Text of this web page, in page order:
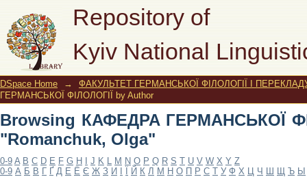
Repository of
Kyiv National
Browsing КАФЕДРА ГЕРМАНСЬКОЇ
DSpace Home →
ФАКУЛЬТЕТ ГЕРМАНСЬКОЇ ФІЛОЛОГІЇ І
ГЕРМАНСЬКОЇ ФІЛОЛОГІЇ by Author
Browsing КАФЕДРА ГЕРМАНСЬКОЇ
"Romanchuk, Olga"
0-9 A B C D E F G H J K L M N O P Q R S T U V W X Y Z
0-9 А Б В Г Ґ Д Е Ё Є Ж З И Й К Л М Н О П Р С Т У Ф Х Ц Ч Ш Щ Ъ Ы